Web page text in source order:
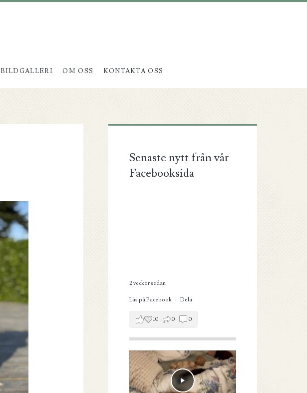
BILDGALLERI OM OSS KONTAKTA OSS
Senaste nytt från vår
Facebooksida
2 veckor sedan
Läs på Facebook · Dela
10 0 0